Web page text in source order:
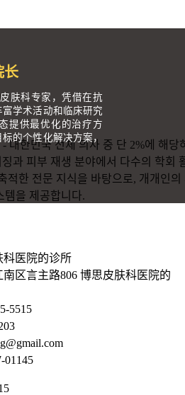
长
肤科专家，凭借在抗
学术活动和临床研究
提供最优化的治疗方
的个性化解决方案，
科医院的诊所
区言主路806 博思皮肤科医院的
5515
01145